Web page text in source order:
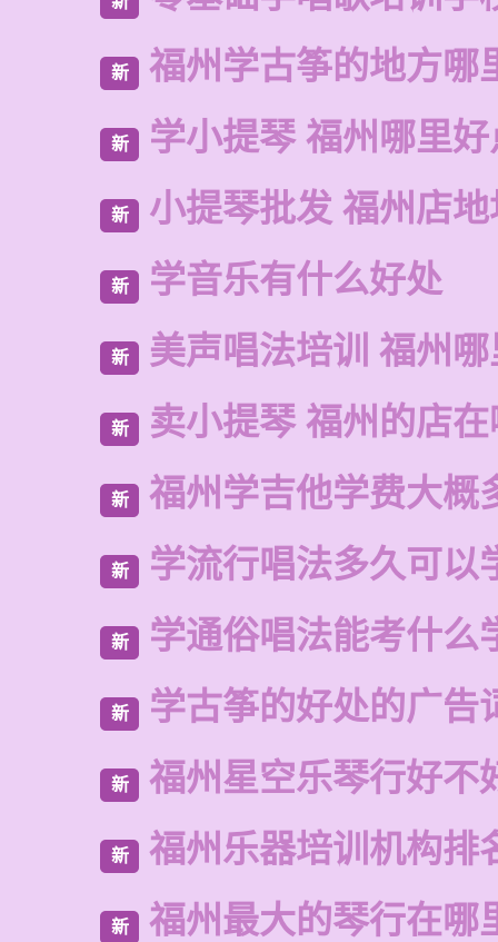
新 福州学古筝的地方哪
新 学小提琴 福州哪里好
新 小提琴批发 福州店
新 学音乐有什么好处
新 美声唱法培训 福州
新 卖小提琴 福州的店
新 福州学吉他学费大概
新 学流行唱法多久可以
新 学通俗唱法能考什么
新 学古筝的好处的广告
新 福州星空乐琴行好不
新 福州乐器培训机构排
新 福州最大的琴行在哪